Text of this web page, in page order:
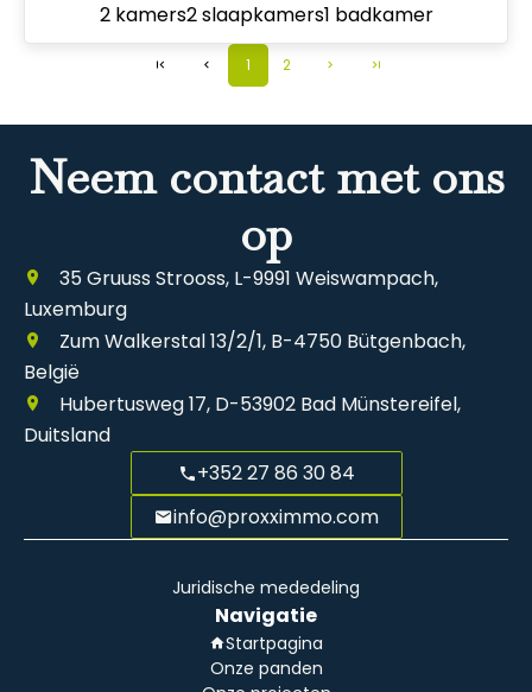
2 kamers2 slaapkamers1 badkamer
1 2
Neem contact met ons
op
35 Gruuss Strooss, L-9991 Weiswampach,
Luxemburg
Zum Walkerstal 13/2/1, B-4750 Bütgenbach,
België
Hubertusweg 17, D-53902 Bad Münstereifel,
Duitsland
+352 27 86 30 84
info@proxximmo.com
Juridische mededeling
Navigatie
Startpagina
Onze panden